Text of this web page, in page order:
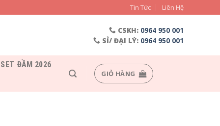
Tin Tức Liên Hệ
CSKH: 0964 950 001
SỈ/ ĐẠI LÝ: 0964 950 001
SET ĐẦM 2026
GIỎ HÀNG